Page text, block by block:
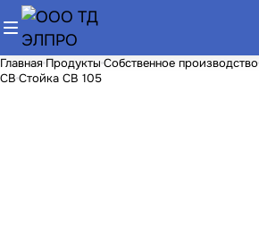
Главная Продукты Собственное производство
СВ Стойка СВ 105